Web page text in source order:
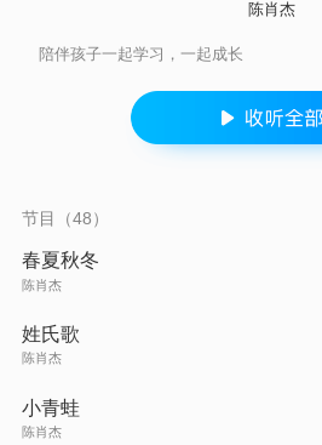
陈肖杰
陪伴孩子一起学习，一起成长
节目（48）
春夏秋冬
陈肖杰
姓氏歌
陈肖杰
小青蛙
陈肖杰